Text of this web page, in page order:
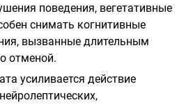
поведения, вегетативные
снимать когнитивные
вызванные длительным
отменой.
усиливается действие